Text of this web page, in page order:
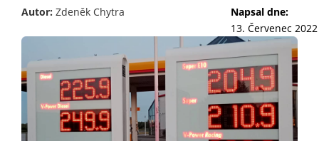
Autor: Zdeněk Chytra
Napsal dne:
13. Červenec 2022